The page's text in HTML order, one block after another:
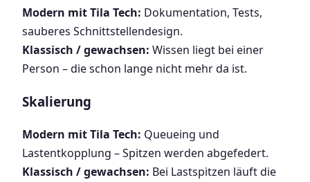
Modern mit Tila Tech: Dokumentation, Tests,
sauberes Schnittstellendesign.
Klassisch / gewachsen: Wissen liegt bei einer
Person – die schon lange nicht mehr da ist.
Skalierung
Modern mit Tila Tech: Queueing und
Lastentkopplung – Spitzen werden abgefedert.
Klassisch / gewachsen: Bei Lastspitzen läuft die